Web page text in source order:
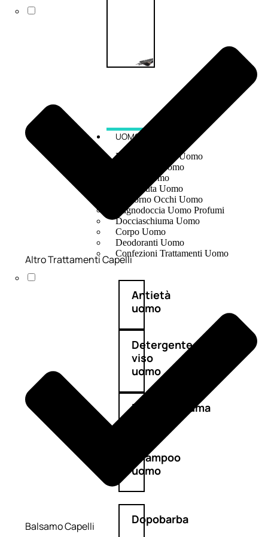
UOMO
Detergente Viso Uomo
Dopobarba Uomo
Antieta Uomo
Anticaduta Uomo
Contorno Occhi Uomo
Bagnodoccia Uomo Profumi
Docciaschiuma Uomo
Corpo Uomo
Deodoranti Uomo
Confezioni Trattamenti Uomo
Antietà
uomo
Detergente
viso
uomo
Docciaschiuma
Shampoo
uomo
Dopobarba
Altro Trattamenti Capelli
Balsamo Capelli